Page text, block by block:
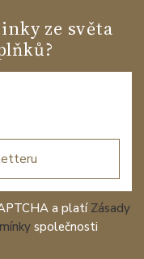
ze světa
a platí Zásady
společnosti